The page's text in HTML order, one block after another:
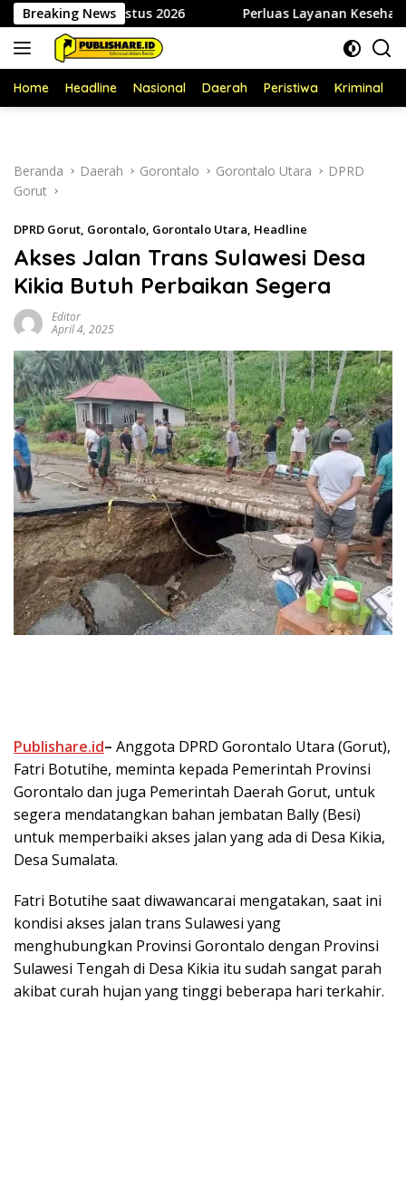
Langsung
ke
konten
Breaking News
Agustus 2026 Perluas Layanan Kesehatan Gigi,
Home Headline Nasional Daerah Peristiwa Kriminal
Beranda Daerah Gorontalo Gorontalo Utara
DPRD
Gorut
DPRD Gorut, Gorontalo, Gorontalo Utara, Headline
Akses Jalan Trans Sulawesi Desa
Kikia Butuh Perbaikan Segera
Editor
April 4, 2025
Publishare.id– Anggota DPRD Gorontalo Utara (Gorut),
Fatri Botutihe, meminta kepada Pemerintah Provinsi
Gorontalo dan juga Pemerintah Daerah Gorut, untuk
segera mendatangkan bahan jembatan Bally (Besi)
untuk memperbaiki akses jalan yang ada di Desa Kikia,
Desa Sumalata.
Fatri Botutihe saat diwawancarai mengatakan, saat ini
kondisi akses jalan trans Sulawesi yang
menghubungkan Provinsi Gorontalo dengan Provinsi
Sulawesi Tengah di Desa Kikia itu sudah sangat parah
akibat curah hujan yang tinggi beberapa hari terkahir.